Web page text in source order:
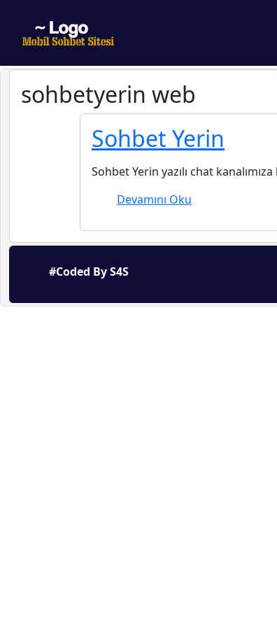
sohbetyerin web
Sohbet Yerin
Sohbet Yerin yazılı chat
Devamını Oku
#Coded By S4S